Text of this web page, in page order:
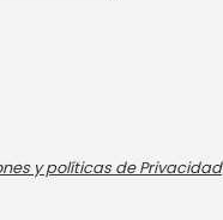
y políticas de Privacidad